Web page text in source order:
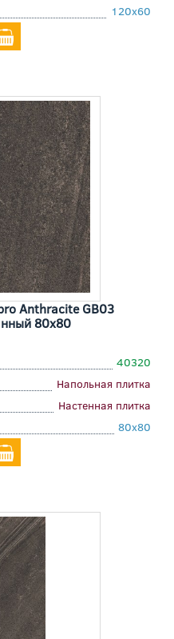
120x60
Anthracite GB03
80x80
40320
Напольная плитка
Настенная плитка
80x80